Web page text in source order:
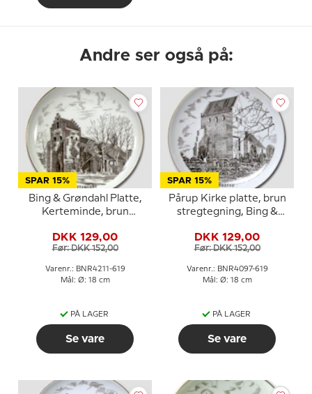
Andre ser også på:
SPAR 15%
Bing & Grøndahl Platte,
Kerteminde, brun
DKK 129,00
Før: DKK 152,00
Varenr.: BNR4211-619
Mål: Ø: 18 cm
PÅ LAGER
Se vare
SPAR 15%
Pårup Kirke platte, brun
stregtegning, Bing &
DKK 129,00
Før: DKK 152,00
Varenr.: BNR4097-619
Mål: Ø: 18 cm
PÅ LAGER
Se vare